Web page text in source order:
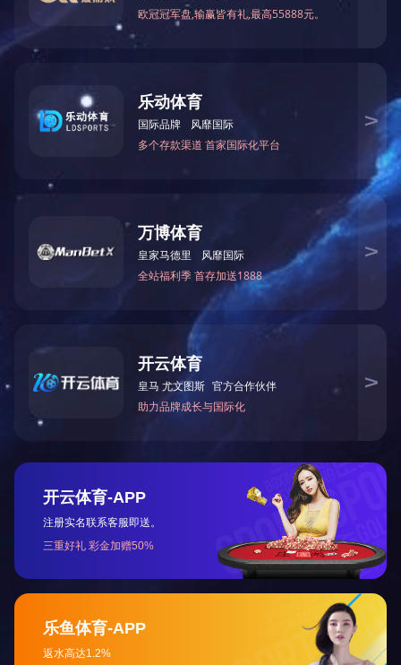
上一篇： 2025全国两会《政府工作报告》要点
下一篇：
咨询与了解
电 话：0745-2261111